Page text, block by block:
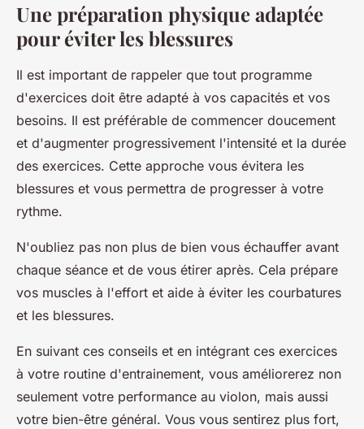
Une préparation physique adaptée
pour éviter les blessures
Il est important de rappeler que tout programme
d'exercices doit être adapté à vos capacités et vos
besoins. Il est préférable de commencer doucement
et d'augmenter progressivement l'intensité et la durée
des exercices. Cette approche vous évitera les
blessures et vous permettra de progresser à votre
rythme.
N'oubliez pas non plus de bien vous échauffer avant
chaque séance et de vous étirer après. Cela prépare
vos muscles à l'effort et aide à éviter les courbatures
et les blessures.
En suivant ces conseils et en intégrant ces exercices
à votre routine d'entrainement, vous améliorerez non
seulement votre performance au violon, mais aussi
votre bien-être général. Vous vous sentirez plus fort,